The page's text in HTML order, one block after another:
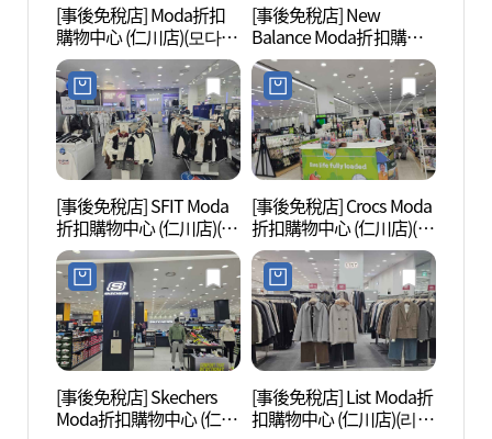
[事後免稅店] Moda折扣
購物中心 (仁川店)(모다아
울렛 인천점)
[事後免稅店] New
Balance Moda折扣購物
中心 (仁川店)(뉴발란스
모다아울렛 인천점)
[事後免稅店] SFIT Moda
折扣購物中心 (仁川店)(에
스핏 모다아울렛 인천점)
[事後免稅店] Crocs Moda
折扣購物中心 (仁川店)(크
록스 모다아울렛 인천점)
[事後免稅店] Skechers
Moda折扣購物中心 (仁川
[事後免稅店] List Moda折
扣購物中心 (仁川店)(리스